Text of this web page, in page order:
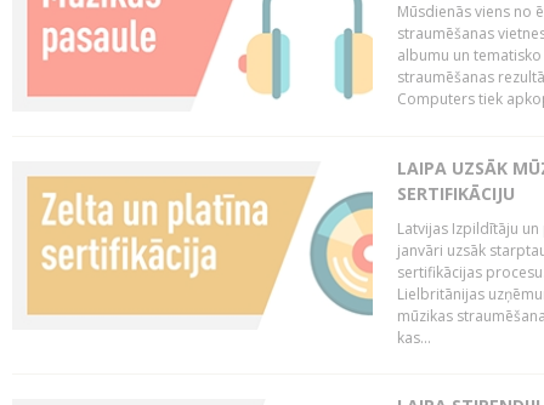
Mūsdienās viens no
straumēšanas
albumu un
straumēšanas
Computers tiek
LAIPA UZSĀK
SERTIFIKĀCIJU
Latvijas Izpildītāju
janvāri uzsāk
sertifikācijas
Lielbritānijas
mūzikas
kas...